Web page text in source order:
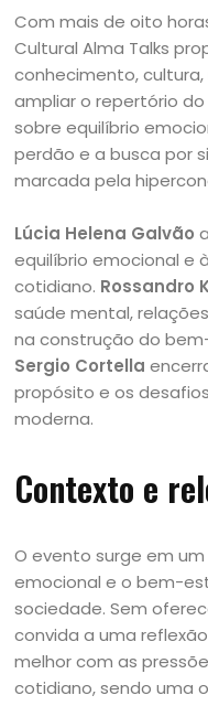
Com mais de oito
Cultural Alma Talks
conhecimento,
ampliar o repertório
sobre equilíbrio
perdão e a busca por
marcada pela
Lúcia Helena Galvão
equilíbrio emocional e
cotidiano. Rossandro
saúde mental,
na construção do
Sergio Cortella
propósito e os
moderna.
Contexto e
O evento surge em
emocional e o bem-
sociedade. Sem
convida a uma
melhor com as
cotidiano, sendo uma